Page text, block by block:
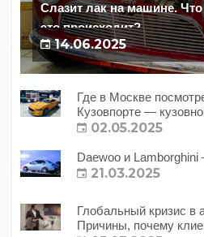
Слазит лак на машине.
это происходит?
14.06.2025
Где в Москве
Кузовпорте —
02.05.2025
Daewoo и Lamborghini
21.03.2025
Глобальный кризис в
Причины, почему